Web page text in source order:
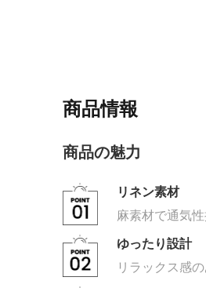
商品情報
商品の魅力
リネン素材
麻素材で通気
ゆったり設計
リラックス感